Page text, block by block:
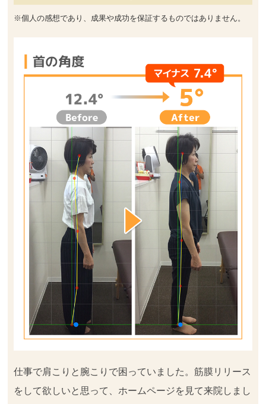
※個人の感想であり、成果や成功を保証するものではありません。
仕事で肩こりと腕こりで困っていました。筋膜リリース
をして欲しいと思って、ホームページを見て来院しまし